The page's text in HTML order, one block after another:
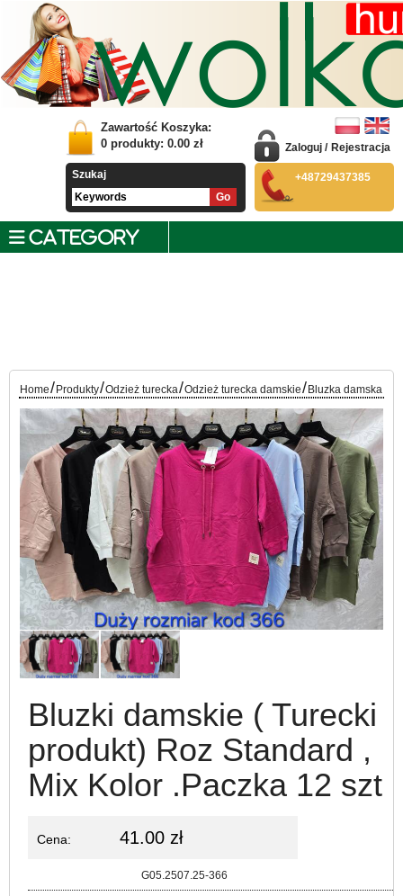
Zawartość Koszyka:
0 produkty: 0.00 zł
Szukaj
Zaloguj / Rejestracja
+48729437385
CATEGORY
Home/ Produkty/Odzież turecka/Odzież turecka damskie/ Bluzka damska
Bluzki damskie ( Turecki
produkt) Roz Standard ,
Mix Kolor .Paczka 12 szt
Cena: 41.00 zł
G05.2507.25-366